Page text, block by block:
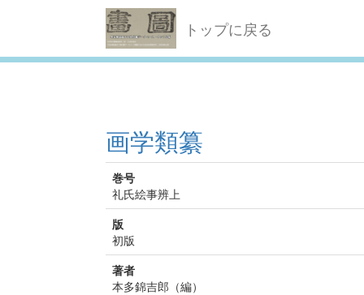
トップに戻る
画学類纂
巻号
礼氏絵事辨上
版
初版
著者
本多錦吉郎（編）